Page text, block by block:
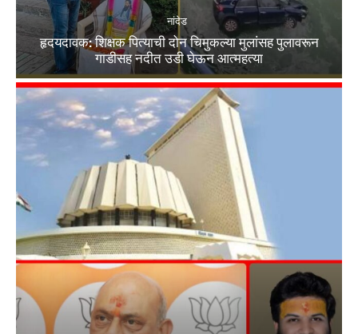
नांदेड
हृदयदावक: शिक्षक पित्याची दोन चिमुकल्या मुलांसह पुलावरून
गाडीसह नदीत उडी घेऊन आत्महत्या